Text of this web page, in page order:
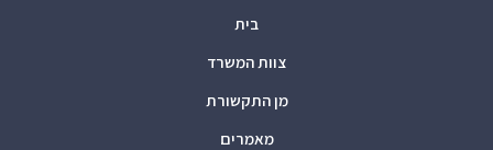
בית
צוות המשרד
מן התקשורת
מאמרים